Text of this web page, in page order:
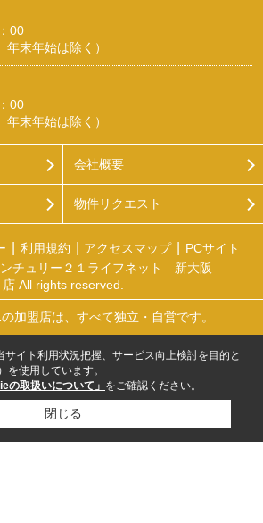
00
末年始は除く）
00
末年始は除く）
会社概要
物件リクエスト
利用規約 アクセスマップ
PCサイト
チュリー２１ライフネット 新大阪
店 All rights reserved.
加盟店は、すべて独立・自営です。
サイト利用状況把握、サービス向上検討を目的と
を使用しています。
の取扱いについて」 をご確認ください。
閉じる